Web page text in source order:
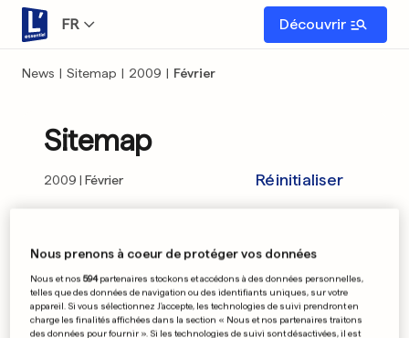
FR Découvrir
News | Sitemap | 2009 | Février
Sitemap
2009 Février Réinitialiser
11 12 13 15 16 17 18 19 20
22 23 24 25 26 27
Nous prenons à coeur de protéger vos données
Nous et nos594partenaires stockons et accédons à des données personnelles,
telles que des données de navigation ou des identifiants uniques, sur votre
appareil. Si vous sélectionnez J'accepte, les technologies de suivi prendront en
charge les finalités affichées dans la section « Nous et nos partenaires traitons
des données pour fournir ». Si les technologies de suivi sont désactivées, il est